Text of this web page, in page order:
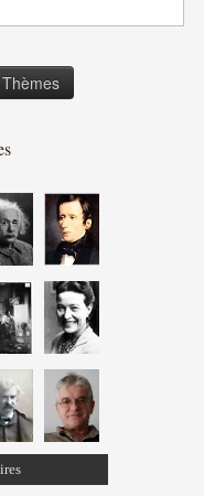
Thèmes